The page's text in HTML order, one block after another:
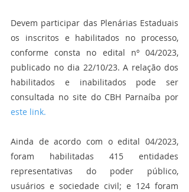
Devem participar das Plenárias Estaduais
os inscritos e habilitados no processo,
conforme consta no edital nº 04/2023,
publicado no dia 22/10/23. A relação dos
habilitados e inabilitados pode ser
consultada no site do CBH Parnaíba por
este link.
Ainda de acordo com o edital 04/2023,
foram habilitadas 415 entidades
representativas do poder público,
usuários e sociedade civil; e 124 foram